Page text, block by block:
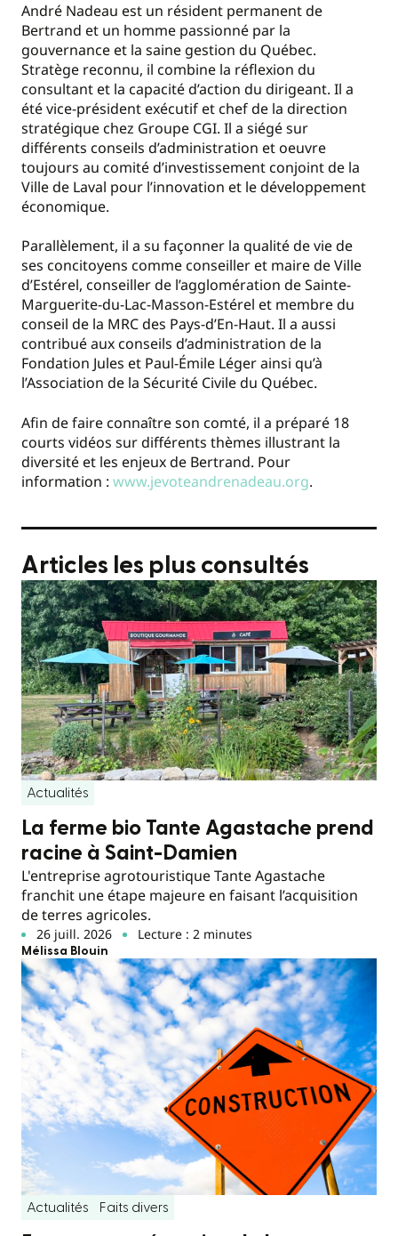
André Nadeau est un résident permanent de
Bertrand et un homme passionné par la
gouvernance et la saine gestion du Québec.
Stratège reconnu, il combine la réflexion du
consultant et la capacité d’action du dirigeant. Il a
été vice-président exécutif et chef de la direction
stratégique chez Groupe CGI. Il a siégé sur
différents conseils d’administration et oeuvre
toujours au comité d’investissement conjoint de la
Ville de Laval pour l’innovation et le développement
économique.
Parallèlement, il a su façonner la qualité de vie de
ses concitoyens comme conseiller et maire de Ville
d’Estérel, conseiller de l’agglomération de Sainte-
Marguerite-du-Lac-Masson-Estérel et membre du
conseil de la MRC des Pays-d’En-Haut. Il a aussi
contribué aux conseils d’administration de la
Fondation Jules et Paul-Émile Léger ainsi qu’à
l’Association de la Sécurité Civile du Québec.
Afin de faire connaître son comté, il a préparé 18
courts vidéos sur différents thèmes illustrant la
diversité et les enjeux de Bertrand. Pour
information : www.jevoteandrenadeau.org.
Articles les plus consultés
Actualités
La ferme bio Tante Agastache prend
racine à Saint-Damien
L'entreprise agrotouristique Tante Agastache
franchit une étape majeure en faisant l’acquisition
de terres agricoles.
26 juill. 2026 Lecture : 2 minutes
Mélissa Blouin
Actualités Faits divers